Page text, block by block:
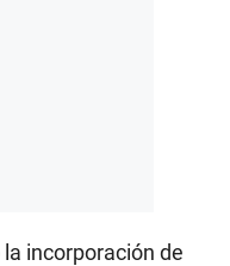
incorporación de